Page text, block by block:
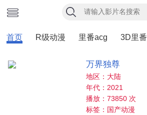
首页 R级动漫 里番acg 3D里番
万界独尊
地区：大陆
年代：2021
播放：73850 次
标签：国产动漫